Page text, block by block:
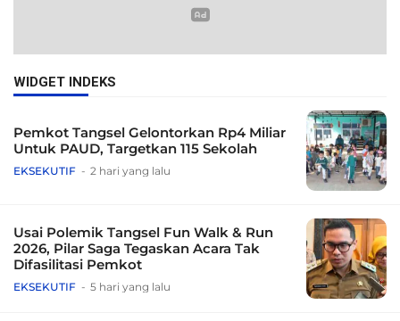
WIDGET INDEKS
Pemkot Tangsel Gelontorkan Rp4 Miliar
Untuk PAUD, Targetkan 115 Sekolah
EKSEKUTIF 2 hari yang lalu
Usai Polemik Tangsel Fun Walk & Run
2026, Pilar Saga Tegaskan Acara Tak
Difasilitasi Pemkot
EKSEKUTIF 5 hari yang lalu